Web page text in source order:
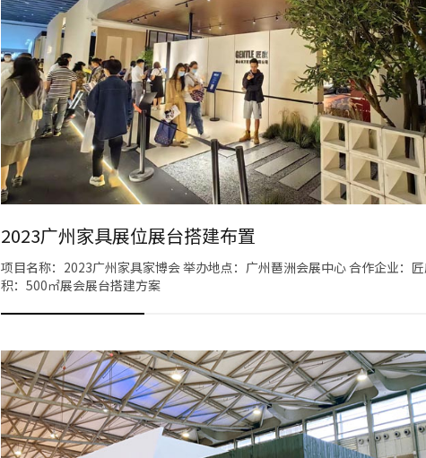
2023广州家具展位展台搭建布置
项目名称：2023广州家具家博会 举办地点：广州琶洲会展中心 合作企业：
积：500㎡展会展台搭建方案